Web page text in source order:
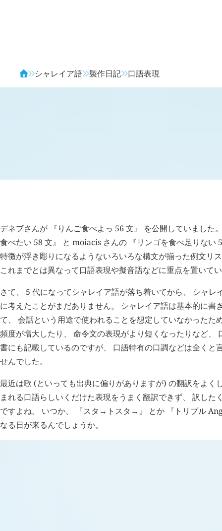
シャレイア語 製作日記 口語表現
デネブさんが 『りんご食べよっ 56 文』 を公開していました
食べたい 58 文』 と moiacis さんの 『リンゴを食べ足りない
特徴が浮き彫りになるようないろいろな構文が揃った例文リ
これまでとは異なって口語表現や擬音語などに重点を置いて
さて、 5 代になってシャレイア語が落ち着いてから、 シャレ
に考えたことがまだありません。 シャレイア語は基本的に書
て、 会話という用途で使われることを想定していなかったた
頻度が増大したり、 命令文の表現がより短くなったりなど、
書にも記載しているのですが、 口語特有の口調などは全くと
せんでした。
最近は歌 (といっても出典に偏りがありますが) の翻訳をよく
まれる口語らしいくだけた表現をうまく翻訳できず、 訳した
ですよね。 いつか、 『スタ→トスタ→』 とか 『トリプル
なる日が来るんでしょうか。